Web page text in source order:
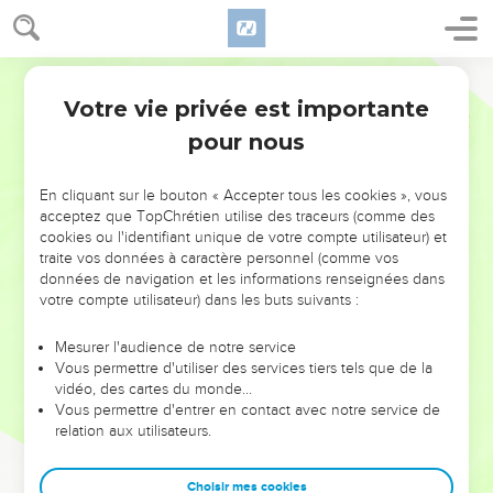
NE MANQUEZ PAS L’ÉVÉNEMENT
DE L’ANNÉE !
ET SI LEURS ERREURS POUVAIENT VOUS ÉVITER LES
VOTRES ?
leur foi ou leur vision. Mais on voit moins les doutes, les erreurs
et les saisons difficiles qu'ils ont traversés, alors même que ce
sont elles qui les ont façonnés.
Dans cette conférence, leaders, entrepreneurs, et responsables
clés pour avancer avec plus de sagesse afin que leurs erreurs
Votre vie privée est importante
pour nous
En cliquant sur le bouton « Accepter tous les cookies », vous
acceptez que TopChrétien utilise des traceurs (comme des
cookies ou l'identifiant unique de votre compte utilisateur) et
traite vos données à caractère personnel (comme vos
données de navigation et les informations renseignées dans
votre compte utilisateur) dans les buts suivants :
Mesurer l'audience de notre service
Vous permettre d'utiliser des services tiers tels que de la
vidéo, des cartes du monde…
Vous permettre d'entrer en contact avec notre service de
relation aux utilisateurs.
Choisir mes cookies